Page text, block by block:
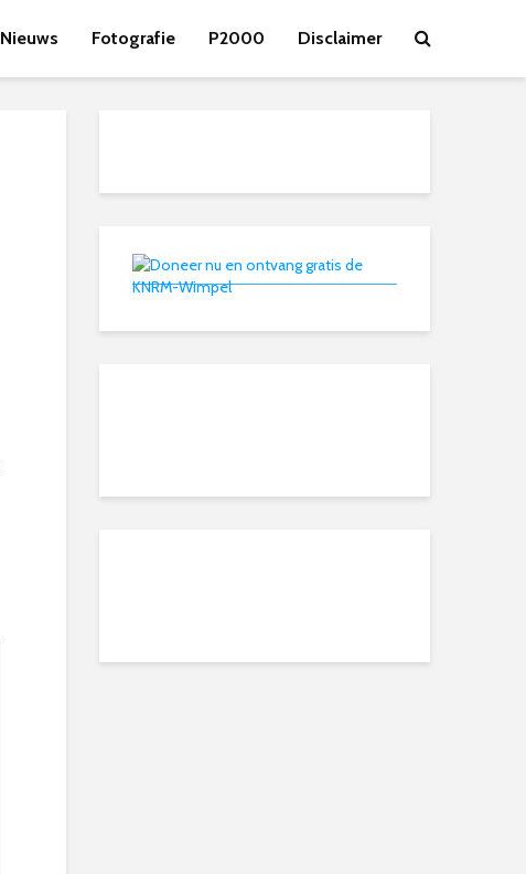
Nieuws Fotografie P2000 Disclaimer